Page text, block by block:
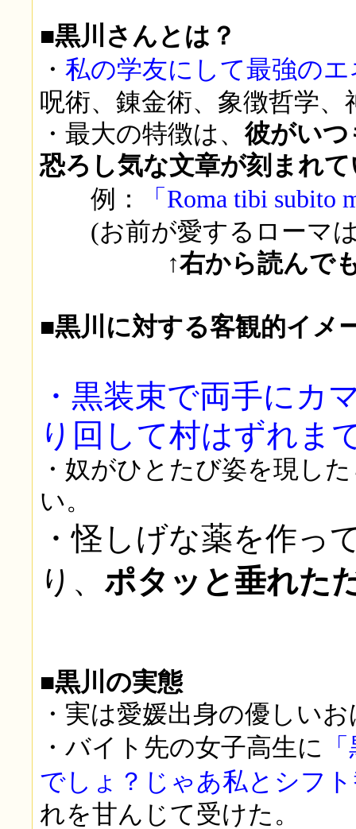
■黒川さんとは？
・ 私の学友にして最強の
呪術、錬金術、象徴哲学
・最大の特徴は、 彼がい
恐ろし気な文章が刻まれ
例：
「Roma tibi subito
(お前が愛するローマ
↑右から読んでも左
■黒川に対する客観的イメ
・ 黒装束で両手にカ
り回して村はずれま
・奴がひとたび姿を現し
い。
・怪しげな薬を作っ
り、 ポタッと垂れた
■黒川の実態
・実は愛媛出身の優し
・バイト先の女子高生に
でしょ？じゃあ私とシフ
れを甘んじて受けた。